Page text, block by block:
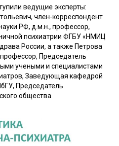
ведущие эксперты:
член-корреспондент
РФ, д.м.н., профессор,
психиатрии ФГБУ «НМИЦ
России, а также Петрова
Председатель
учеными и специалистами
Заведующая кафедрой
Председатель
общества